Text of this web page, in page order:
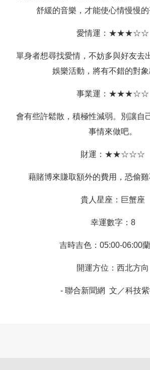
舒緩的音樂，才能使心情慢慢的
愛情運：★★★☆☆
單身者想尋找愛情，不妨多與好友去
娛樂活動，將有不錯的對象
事業運：★★★☆☆
會有些許鬆散，積極性減弱。別讓自
事情來做吧。
財運：★★☆☆☆
藉賭博來賺取額外的費用，恐偷雞
貴人星座：巨蟹座
幸運數字：8
吉時吉色：05:00-06:00
開運方位：西北方向
- 聯合新聞網 文／科技